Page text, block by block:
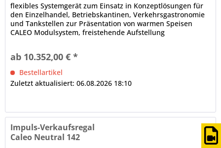
flexibles Systemgerät zum Einsatz in Konzeptlösungen für
den Einzelhandel, Betriebskantinen, Verkehrsgastronomie
und Tankstellen zur Präsentation von warmen Speisen
CALEO Modulsystem, freistehende Aufstellung
hitzebeständig Ausstellfläche in Schwarzglas mit...
ab 10.352,00 € *
Bestellartikel
Zuletzt aktualisiert: 06.08.2026 18:10
Impuls-Verkaufsregal
Caleo Neutral 142